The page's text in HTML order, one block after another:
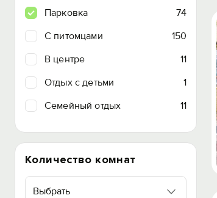
Парковка
74
C питомцами
150
В центре
11
Отдых с детьми
1
Семейный отдых
11
Количество комнат
Выбрать